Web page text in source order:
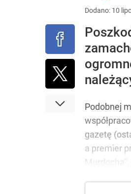
Dodano: 10
Podobnej
gazetę
a premier